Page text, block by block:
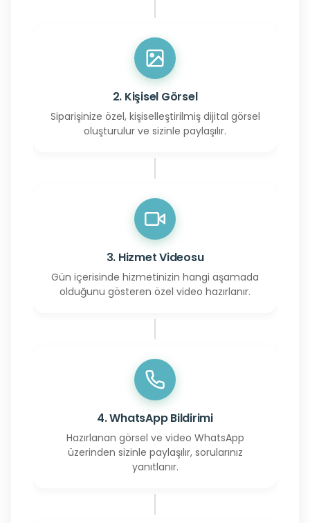
2. Kişisel Görsel
Siparişinize özel, kişiselleştirilmiş dijital görsel
oluşturulur ve sizinle paylaşılır.
3. Hizmet Videosu
Gün içerisinde hizmetinizin hangi aşamada
olduğunu gösteren özel video hazırlanır.
4. WhatsApp Bildirimi
Hazırlanan görsel ve video WhatsApp
üzerinden sizinle paylaşılır, sorularınız
yanıtlanır.